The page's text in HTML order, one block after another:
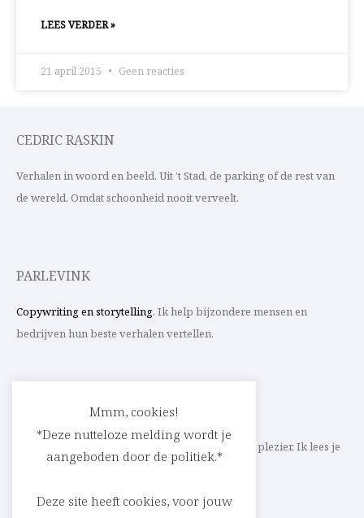
LEES VERDER »
21 april 2015 Geen reacties
CEDRIC RASKIN
Verhalen in woord en beeld. Uit ’t Stad, de parking of de rest van
de wereld. Omdat schoonheid nooit verveelt.
PARLEVINK
Copywriting en storytelling. Ik help bijzondere mensen en
bedrijven hun beste verhalen vertellen.
Schrijf ik straks mee aan jouw verhaal? Met veel plezier. Ik lees je
heel graag op
cedric@parlevink.be
Mmm, cookies!
*Deze nutteloze melding wordt je
aangeboden door de politiek.*
Deze site heeft cookies, voor jouw